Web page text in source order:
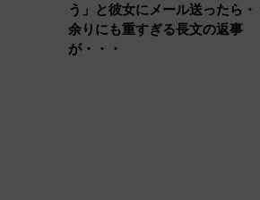
う」と彼女にメール送ったら・
余りにも重すぎる長文の返事
が・・・